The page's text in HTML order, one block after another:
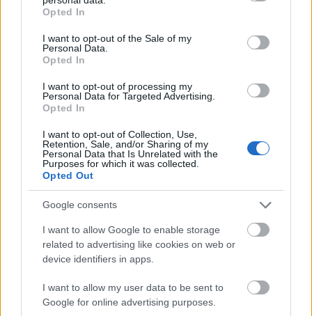
grant or deny consent to Google and its third-party tags to
use your data for below specified purposes in below Google
consent section.
Opted In
I want to opt-out of the Sale of my
Personal Data.
Opted In
I want to opt-out of processing my
Personal Data for Targeted Advertising.
Opted In
I want to opt-out of Collection, Use,
Retention, Sale, and/or Sharing of my
Personal Data that Is Unrelated with the
Purposes for which it was collected.
Opted Out
Google consents
I want to allow Google to enable storage
related to advertising like cookies on web or
device identifiers in apps.
I want to allow my user data to be sent to
Google for online advertising purposes.
Illustrasie van lewendige kimchi met
hartgesondheidsimbole en voedingstowwe.
Klik of tik op die beeld vir meer inligting en hoër
resolusies.
Kimchi as 'n natuurlike
spysverteringshulpmiddel